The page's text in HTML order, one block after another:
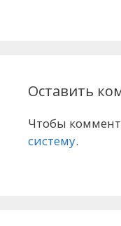
Оставить
Чтобы
систему.